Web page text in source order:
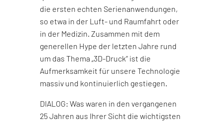
die ersten echten Serienanwendungen,
so etwa in der Luft- und Raumfahrt oder
in der Medizin. Zusammen mit dem
generellen Hype der letzten Jahre rund
um das Thema „3D-Druck“ ist die
Aufmerksamkeit für unsere Technologie
massiv und kontinuierlich gestiegen.
DIALOG: Was waren in den vergangenen
25 Jahren aus Ihrer Sicht die wichtigsten